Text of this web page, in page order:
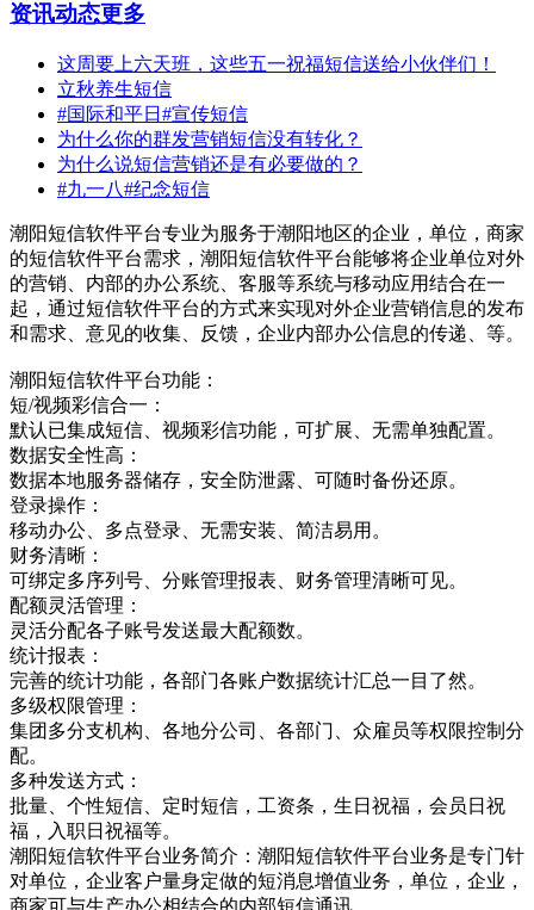
资讯动态更多
这周要上六天班，这些五一祝福短信送给小伙伴们！
立秋养生短信
#国际和平日#宣传短信
为什么你的群发营销短信没有转化？
为什么说短信营销还是有必要做的？
#九一八#纪念短信
潮阳短信软件平台专业为服务于潮阳地区的企业，单位，商家
的短信软件平台需求，潮阳短信软件平台能够将企业单位对外
的营销、内部的办公系统、客服等系统与移动应用结合在一
起，通过短信软件平台的方式来实现对外企业营销信息的发布
和需求、意见的收集、反馈，企业内部办公信息的传递、等。
潮阳短信软件平台功能：
短/视频彩信合一：
默认已集成短信、视频彩信功能，可扩展、无需单独配置。
数据安全性高：
数据本地服务器储存，安全防泄露、可随时备份还原。
登录操作：
移动办公、多点登录、无需安装、简洁易用。
财务清晰：
可绑定多序列号、分账管理报表、财务管理清晰可见。
配额灵活管理：
灵活分配各子账号发送最大配额数。
统计报表：
完善的统计功能，各部门各账户数据统计汇总一目了然。
多级权限管理：
集团多分支机构、各地分公司、各部门、众雇员等权限控制分
配。
多种发送方式：
批量、个性短信、定时短信，工资条，生日祝福，会员日祝
福，入职日祝福等。
潮阳短信软件平台业务简介：潮阳短信软件平台业务是专门针
对单位，企业客户量身定做的短消息增值业务，单位，企业，
商家可与生产办公相结合的内部短信通讯，